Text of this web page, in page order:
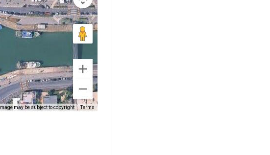
Image may be subject to copyright Terms